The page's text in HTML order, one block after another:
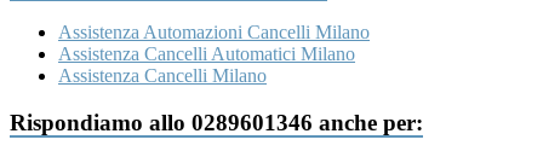
Assistenza Automazioni Cancelli Milano
Assistenza Cancelli Automatici Milano
Assistenza Cancelli Milano
Rispondiamo allo 0289601346 anche per: